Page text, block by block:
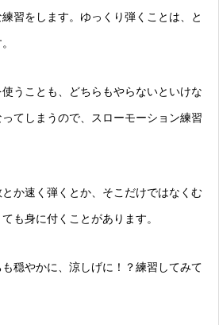
習をします。ゆっくり弾くことは、と
うことも、どちらもやらないといけな
てしまうので、スローモーション練習
か速く弾くとか、そこだけではなくむ
も身に付くことがあります。
穏やかに、涼しげに！？練習してみて